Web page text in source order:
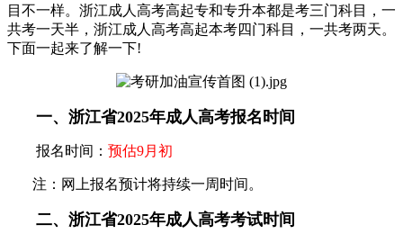
目不一样。浙江成人高考高起专和专升本都是考三门科目，一
共考一天半，浙江成人高考高起本考四门科目，一共考两天。
下面一起来了解一下!
一、浙江省2025年成人高考报名时间
报名时间： 预估9月初
注：网上报名预计将持续一周时间。
二、浙江省2025年成人高考考试时间